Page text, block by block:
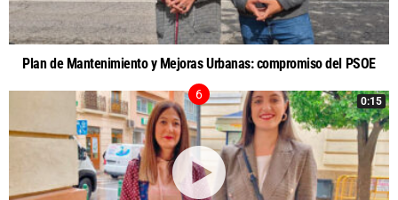
Plan de Mantenimiento y Mejoras Urbanas: compromiso del PSOE
0:15